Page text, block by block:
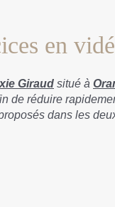
en
Giraud situé à
de réduire
dans les